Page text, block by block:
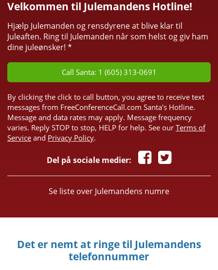
Velkommen til Julemandens Hotline!
Hjælp Julemanden og rensdyrene at blive klar til
Juleaften. Ring til Julemanden når som helst og giv ham
dine juleønsker! *
Call Santa: 1 (605) 313-0691
By clicking the click to call button, you agree to receive text
messages from FreeConferenceCall.com Santa's Hotline.
Message and data rates may apply. Message frequency
varies. Reply STOP to stop, HELP for help. See our Terms of
Service and Privacy Policy.
Del på sociale medier:
Se liste over Julemandens numre
Det er nemt at ringe til Julemandens
telefonnummer